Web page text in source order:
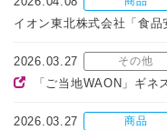
イオン東北株式会社「食品
2026.03.27 その他
「ご当地WAON」ギ
2026.03.27 商品